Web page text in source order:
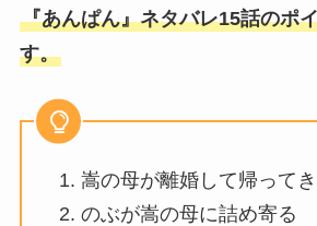
『あんぱん』ネタバレ15話のポ
す。
嵩の母が離婚して帰って
のぶが嵩の母に詰め寄る